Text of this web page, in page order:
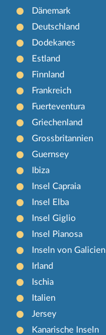
Dänemark
Deutschland
Dodekanes
Estland
Finnland
Frankreich
Fuerteventura
Griechenland
Grossbritannien
Guernsey
Ibiza
Insel Capraia
Insel Elba
Insel Giglio
Insel Pianosa
Inseln von Galicien
Irland
Ischia
Italien
Jersey
Kanarische Inseln